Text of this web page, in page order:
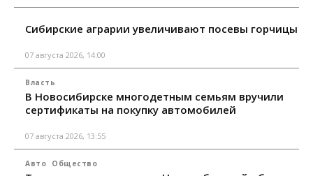
Сибирские аграрии увеличивают посевы горчицы
07 августа 2026, 14:00
Власть
В Новосибирске многодетным семьям вручили
сертификаты на покупку автомобилей
07 августа 2026, 13:55
Авто Общество